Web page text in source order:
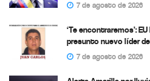
7 de agosto de 2026
‘Te encontraremos’:
presunto nuevo líder
7 de agosto de 2026